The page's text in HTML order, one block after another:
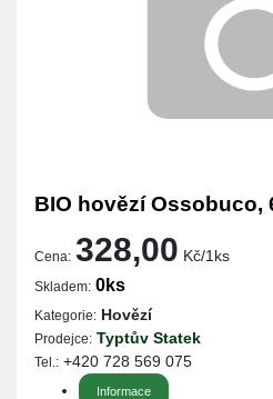
BIO hovězí Ossobuco,
Cena: 328,00 Kč/1ks
Skladem: 0ks
Kategorie: Hovězí
Prodejce: Typtův Statek
Tel.: +420 728 569 075
Informace